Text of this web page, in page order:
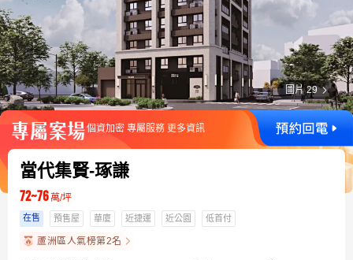
圖片 29
個資加密 專屬服務 更多資訊
已服務7位買房用戶
個資加密 專屬服務 更多資訊
當代集賢-琢謙
72~76萬/坪
在售 預售屋 華廈 近捷運 近公園 低首付
蘆洲區人氣榜第2名